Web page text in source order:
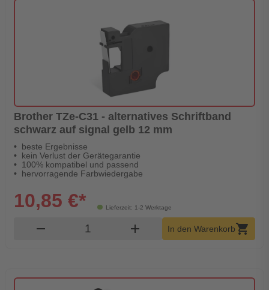
Brother TZe-C31 - alternatives Schriftband
schwarz auf signal gelb 12 mm
beste Ergebnisse
kein Verlust der Gerätegarantie
100% kompatibel und passend
hervorragende Farbwiedergabe
Lieferzeit: 1-2 Werktage
10,85 €*
remove Produkt Warenkorb Menge
add In den Warenkorbshopping_cart